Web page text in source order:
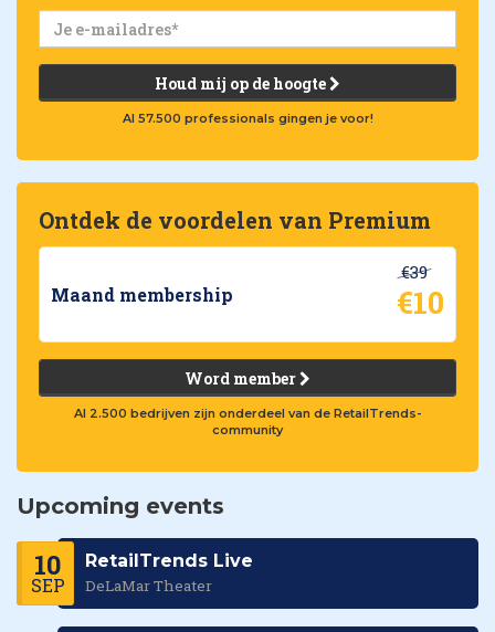
Houd mij op de hoogte
Al 57.500 professionals gingen je voor!
Ontdek de voordelen van Premium
Maand membership
€39
€10
Word member
Al 2.500 bedrijven zijn onderdeel van de RetailTrends-
community
Upcoming events
10
SEP
RetailTrends Live
DeLaMar Theater